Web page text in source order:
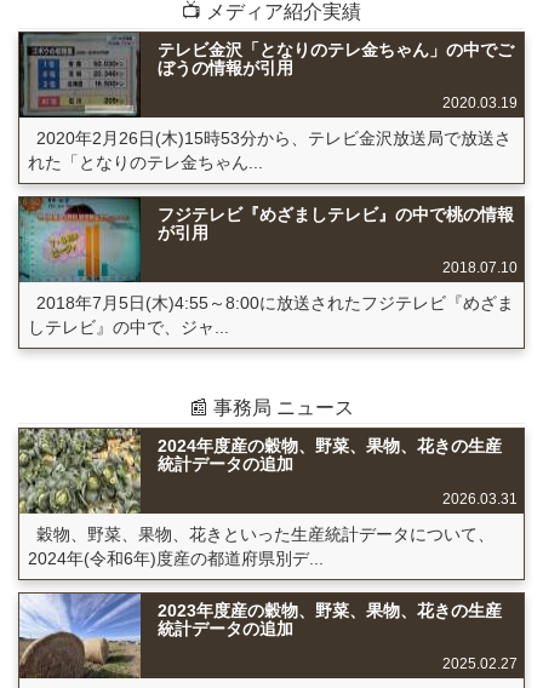
📺 メディア紹介実績
テレビ金沢「となりのテレ金ちゃん」の中でご
ぼうの情報が引用
2020.03.19
2020年2月26日(木)15時53分から、テレビ金沢放送局で放送さ
れた「となりのテレ金ちゃん...
フジテレビ『めざましテレビ』の中で桃の情報
が引用
2018.07.10
2018年7月5日(木)4:55～8:00に放送されたフジテレビ『めざま
しテレビ』の中で、ジャ...
📰 事務局 ニュース
2024年度産の穀物、野菜、果物、花きの生産
統計データの追加
2026.03.31
穀物、野菜、果物、花きといった生産統計データについて、
2024年(令和6年)度産の都道府県別デ...
2023年度産の穀物、野菜、果物、花きの生産
統計データの追加
2025.02.27